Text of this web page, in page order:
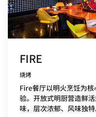
FIRE
烧烤
Fire餐厅以明火烹饪为
验。开放式明厨营造鲜
味，层次浓郁、风味独特